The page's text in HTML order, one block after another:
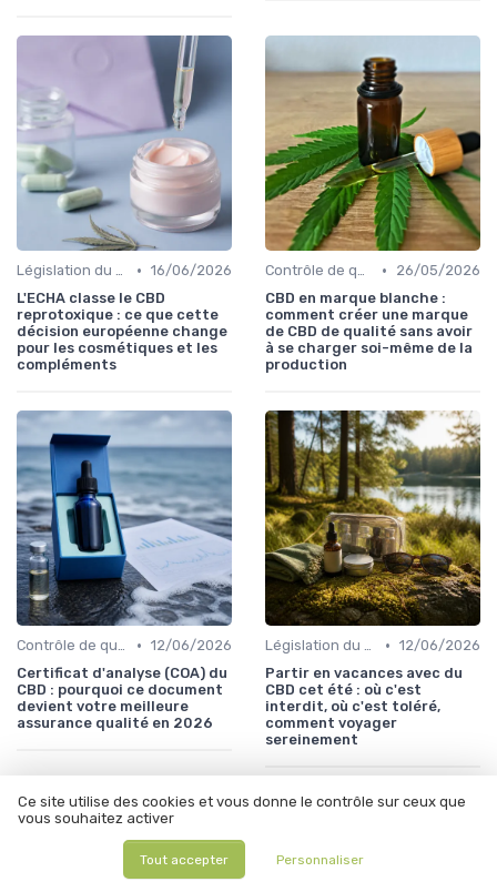
Législation du CBD • 16/06/2026
L'ECHA classe le CBD
reprotoxique : ce que cette
décision européenne change
pour les cosmétiques et les
compléments
Contrôle de qualité •
26/05/2026
CBD en marque blanche :
comment créer une marque
de CBD de qualité sans avoir
à se charger soi-même de la
production
Contrôle de qualité • 12/06/2026
Certificat d'analyse (COA) du
CBD : pourquoi ce document
devient votre meilleure
assurance qualité en 2026
Législation du CBD • 12/06/2026
Partir en vacances avec du
CBD cet été : où c'est
interdit, où c'est toléré,
comment voyager
sereinement
Ce site utilise des cookies et vous donne le contrôle sur ceux que
vous souhaitez activer
Tout accepter Personnaliser